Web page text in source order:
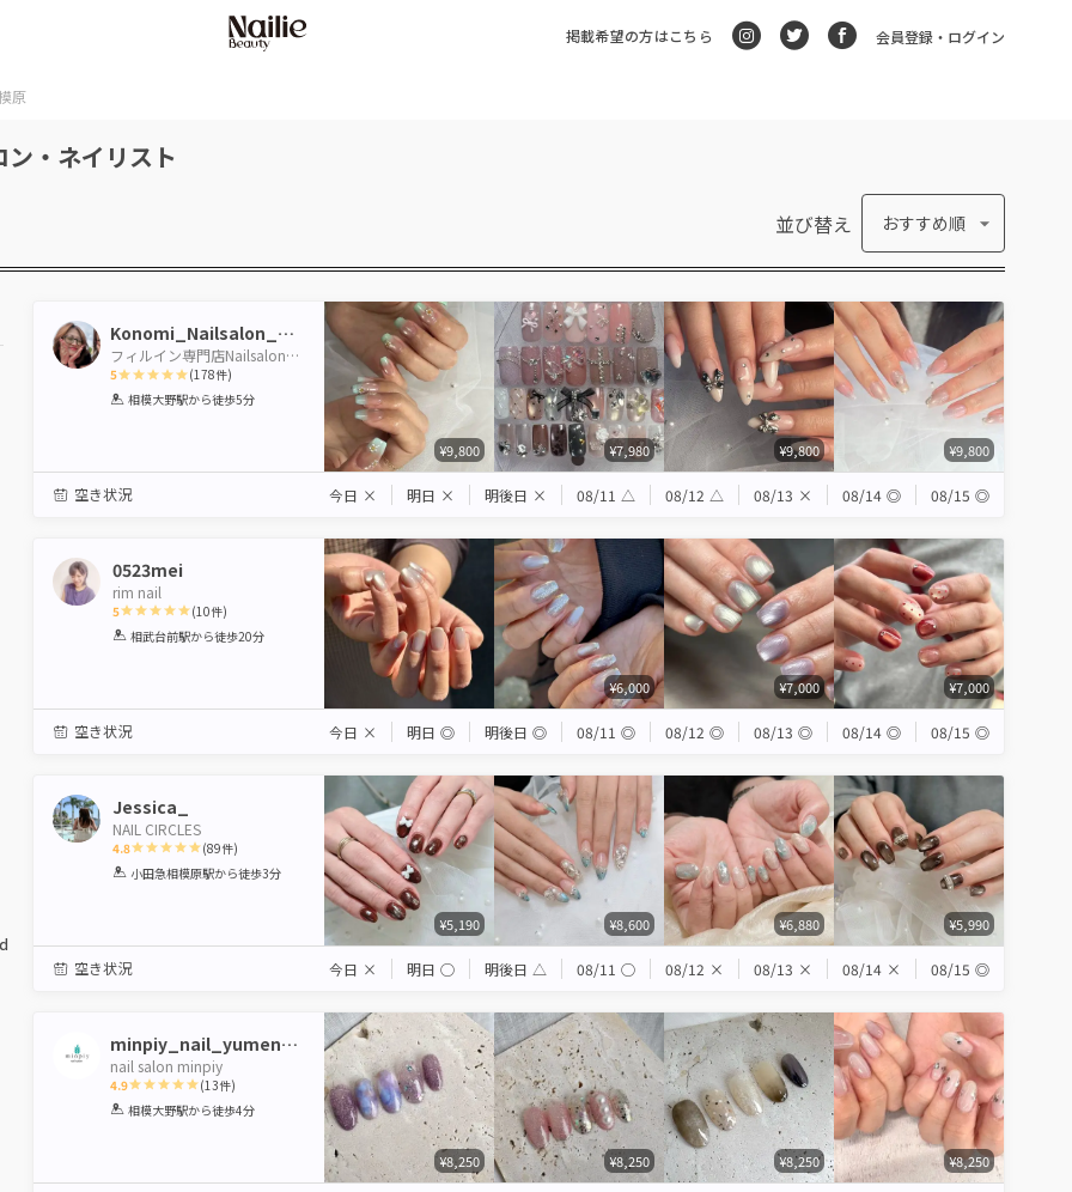
掲載希望の方はこちら 会員登録・ログイン
原
・ネイリスト
並び替え おすすめ順
Konomi_Nailsalon_koko
フィルイン専門店Nailsalon KOKO
5
1 2 3 4 5
(178件)
相模大野駅から徒歩5分
¥9,800 ¥7,980 ¥9,800 ¥9,800
空き状況 今日 × 明日 × 明後日 × 08/11 △ 08/12 △ 08/13 × 08/14 ◎ 08/15 ◎
0523mei
rim nail
5
1 2 3 4 5
(10件)
相武台前駅から徒歩20分
¥6,000 ¥7,000 ¥7,000
空き状況 今日 × 明日 ◎ 明後日 ◎ 08/11 ◎ 08/12 ◎ 08/13 ◎ 08/14 ◎ 08/15 ◎
Jessica_
NAIL CIRCLES
4.8
1 2 3 4 5
(89件)
小田急相模原駅から徒歩3分
¥5,190 ¥8,600 ¥6,880 ¥5,990
空き状況 今日 × 明日 ◯ 明後日 △ 08/11 ◯ 08/12 × 08/13 × 08/14 × 08/15 ◎
minpiy_nail_yumenom
nail salon minpiy
4.9
1 2 3 4 5
(13件)
相模大野駅から徒歩4分
¥8,250 ¥8,250 ¥8,250 ¥8,250